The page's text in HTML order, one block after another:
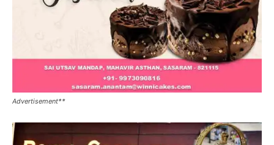
Advertisement**